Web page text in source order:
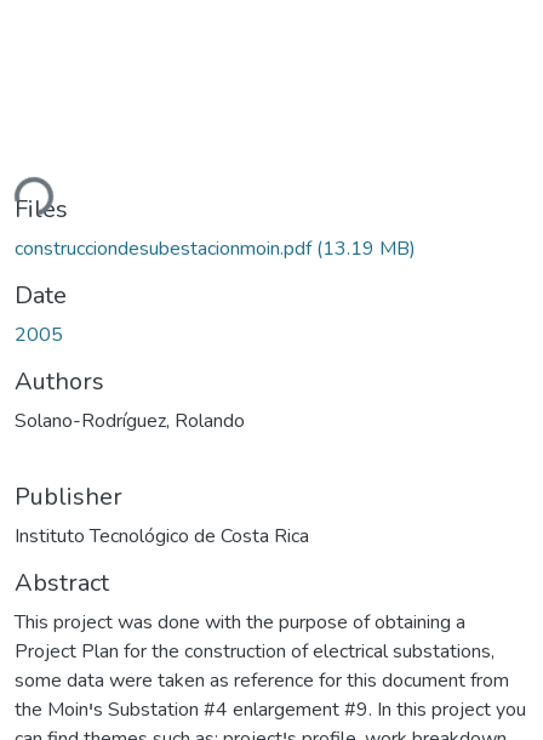
Files
construcciondesubestacionmoin.pdf(13.19 MB)
Date
2005
Authors
Solano-Rodríguez, Rolando
Publisher
Instituto Tecnológico de Costa Rica
Abstract
This project was done with the purpose of obtaining a
Project Plan for the construction of electrical substations,
some data were taken as reference for this document from
the Moinיs Substation #4 enlargement #9. In this project you